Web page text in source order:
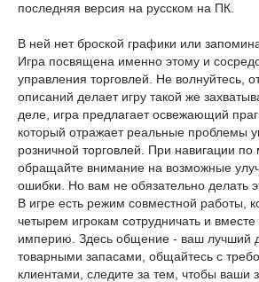
последняя версия на русском на ПК.
В ней нет броской графики или
Игра посвящена именно этому и
управления торговлей. Не волнуйтесь,
описаний делает игру такой же
деле, игра предлагает освежающий
который отражает реальные проблемы
розничной торговлей. При навигации по
обращайте внимание на возможные
ошибки. Но вам не обязательно делать
В игре есть режим совместной работы,
четырем игрокам сотрудничать и вместе
империю. Здесь общение - ваш лучший
товарными запасами, общайтесь с
клиентами, следите за тем, чтобы ваши